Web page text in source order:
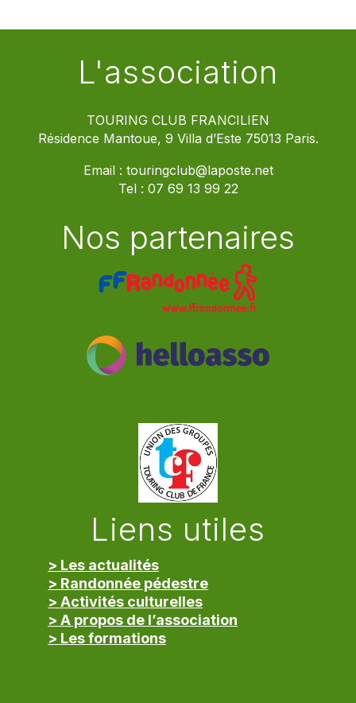
L'association
TOURING CLUB FRANCILIEN
Résidence Mantoue, 9 Villa d’Este 75013 Paris.
Email : touringclub@laposte.net
Tel : 07 69 13 99 22
Nos partenaires
Liens utiles
> Les actualités
> Randonnée pédestre
> Activités culturelles
> A propos de l’association
> Les formations